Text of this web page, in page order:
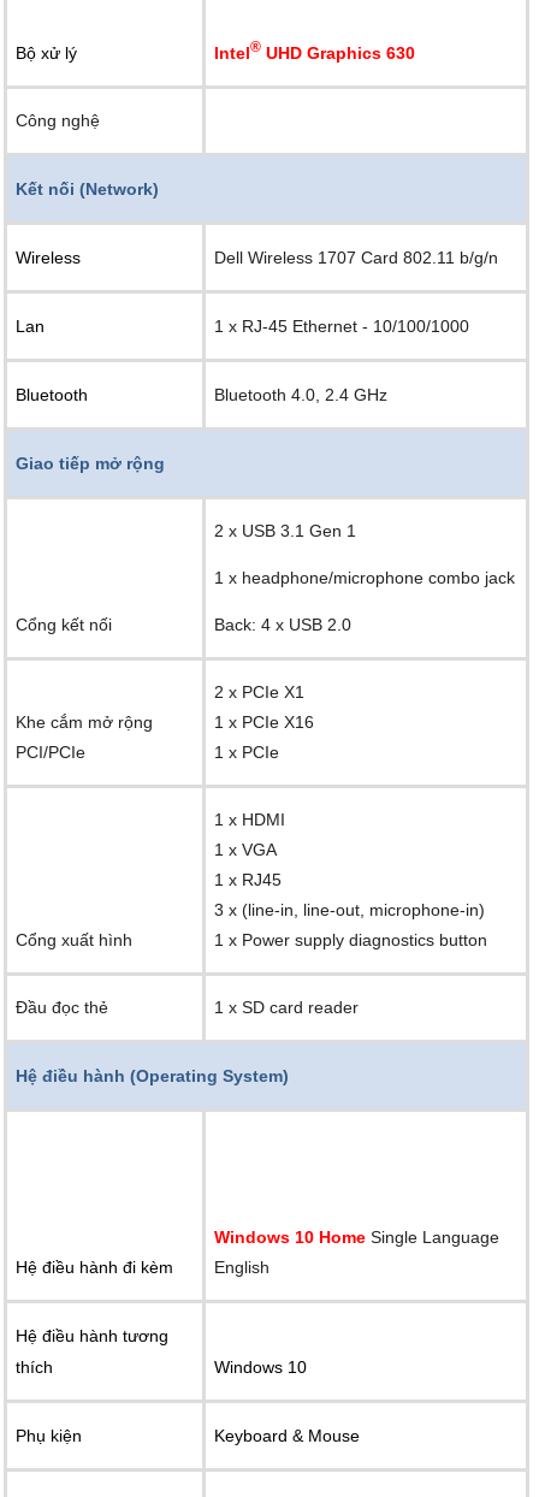
Bộ xử lý Intel® UHD Graphics 630
Công nghệ
Kết nối (Network)
Wireless Dell Wireless 1707 Card 802.11 b/g/n
Lan 1 x RJ-45 Ethernet - 10/100/1000
Bluetooth Bluetooth 4.0, 2.4 GHz
Giao tiếp mở rộng
Cổng kết nối
2 x USB 3.1 Gen 1
1 x headphone/microphone combo jack
Back: 4 x USB 2.0
Khe cắm mở rộng
PCI/PCIe
2 x PCIe X1
1 x PCIe X16
1 x PCIe
Cổng xuất hình
1 x HDMI
1 x VGA
1 x RJ45
3 x (line-in, line-out, microphone-in)
1 x Power supply diagnostics button
Đầu đọc thẻ 1 x SD card reader
Hệ điều hành (Operating System)
Hệ điều hành đi kèm
Windows 10 Home Single Language
English
Hệ điều hành tương
thích
Windows 10
Phụ kiện Keyboard & Mouse